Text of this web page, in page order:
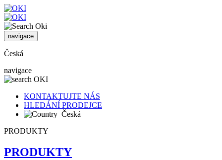
navigace
Česká
navigace
KONTAKTUJTE NÁS
HLEDÁNÍ PRODEJCE
Česká
PRODUKTY
PRODUKTY